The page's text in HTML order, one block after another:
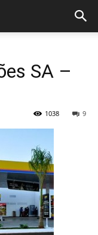
SA –
9
1038